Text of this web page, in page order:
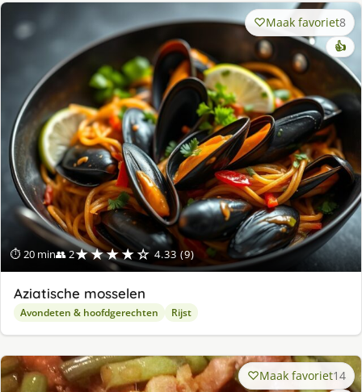
⏱ 20 min👥 2★★★★☆ 4.33 (9)
Maak favoriet8
👍
Aziatische mosselen
Avondeten & hoofdgerechten Rijst
Maak favoriet14